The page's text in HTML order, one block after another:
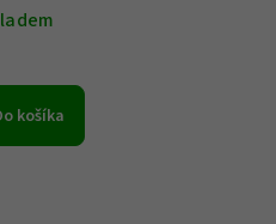
košíka